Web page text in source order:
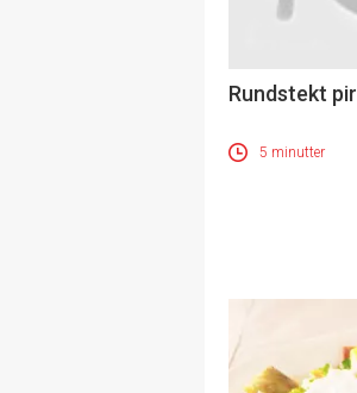
Rundstekt pir
5 minutter